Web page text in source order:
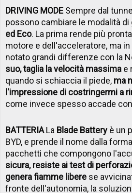
DRIVING MODE Sempre dal
possono cambiare le modalità di
ed Eco. La prima rende più
motore e dell'acceleratore, ma
notato grandi differenze con la
suo, taglia la velocità massima e
quando si schiaccia il piede, ma
l'impressione di costringermi a
come invece spesso accade
BATTERIALa Blade Battery è un
BYD, e prende il nome dalla
pacchetti che compongono
sicura, resiste ai test di
genera fiamme libere se
fronte dell'autonomia, la